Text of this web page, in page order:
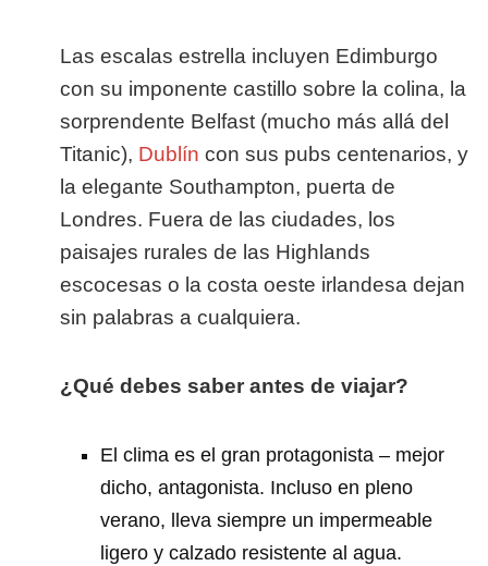
Las escalas estrella incluyen Edimburgo
con su imponente castillo sobre la colina, la
sorprendente Belfast (mucho más allá del
Titanic), Dublín con sus pubs centenarios, y
la elegante Southampton, puerta de
Londres. Fuera de las ciudades, los
paisajes rurales de las Highlands
escocesas o la costa oeste irlandesa dejan
sin palabras a cualquiera.
¿Qué debes saber antes de viajar?
El clima es el gran protagonista – mejor
dicho, antagonista. Incluso en pleno
verano, lleva siempre un impermeable
ligero y calzado resistente al agua.